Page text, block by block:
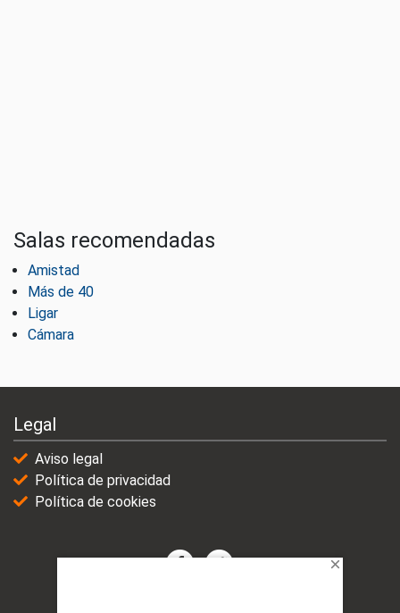
Salas recomendadas
Amistad
Más de 40
Ligar
Cámara
Legal
Aviso legal
Política de privacidad
Política de cookies